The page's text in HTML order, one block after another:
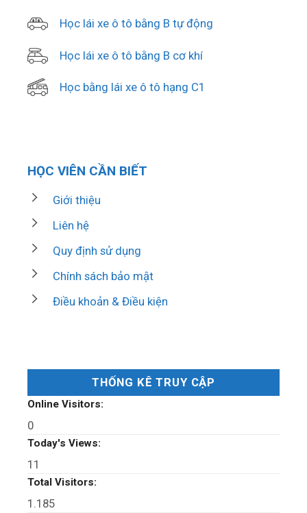
Học lái xe ô tô bằng B tự động
Học lái xe ô tô bằng B cơ khí
Học bằng lái xe ô tô hạng C1
HỌC VIÊN CẦN BIẾT
Giới thiệu
Liên hệ
Quy định sử dụng
Chính sách bảo mật
Điều khoản & Điều kiện
THỐNG KÊ TRUY CẬP
Online Visitors:
0
Today's Views:
11
Total Visitors:
1.185